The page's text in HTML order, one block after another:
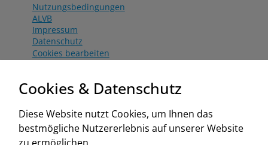
Nutzungsbedingungen
ALVB
Impressum
Datenschutz
Cookies bearbeiten
Aktionsbedingungen
www.worahnik.at
Zentrale Köttlach
Cookies & Datenschutz
Diese Website nutzt Cookies, um Ihnen das
bestmögliche Nutzererlebnis auf unserer Website